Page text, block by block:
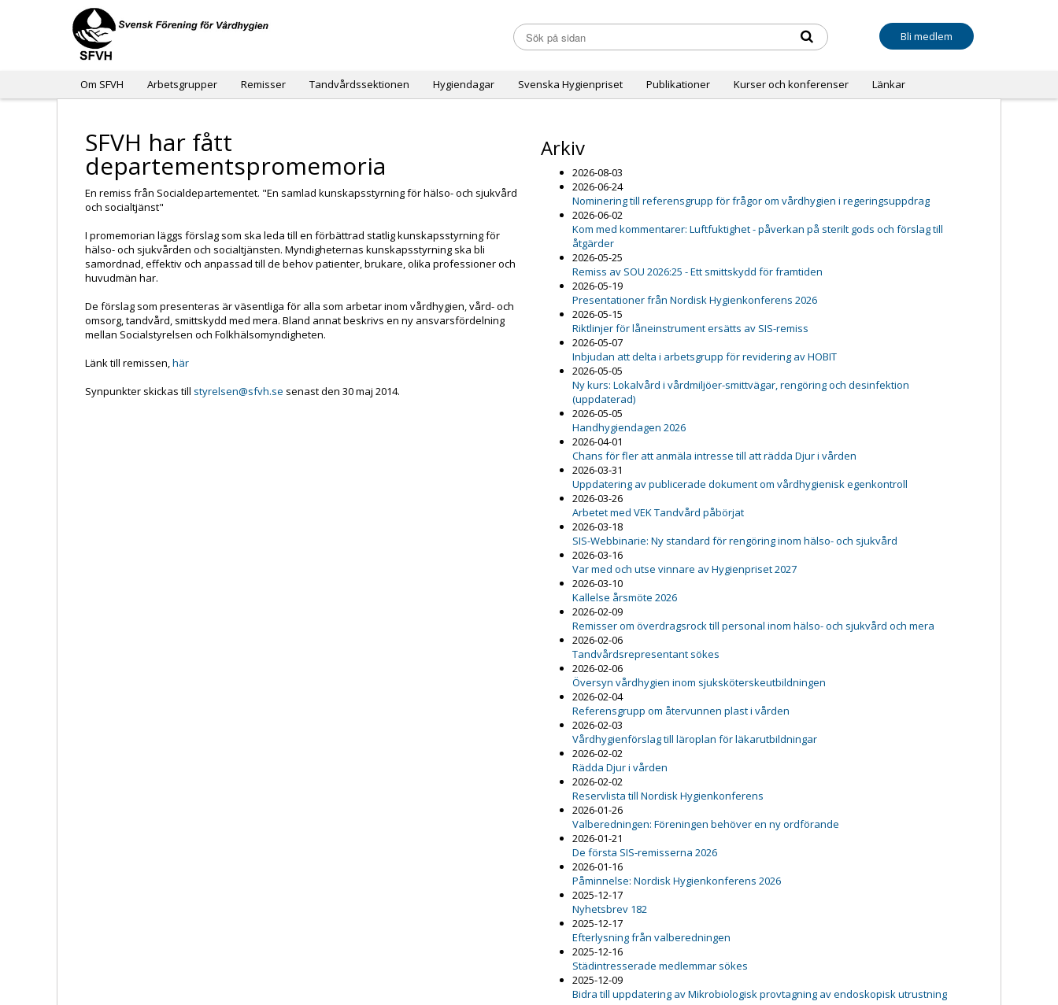
Bli medlem
Om SFVH Arbetsgrupper Remisser Tandvårdssektionen Hygiendagar Svenska Hygienpriset Publikationer Kurser och konferenser Länkar
SFVH har fått
departementspromemoria
En remiss från Socialdepartementet. "En samlad kunskapsstyrning för hälso- och sjukvård
och socialtjänst"
I promemorian läggs förslag som ska leda till en förbättrad statlig kunskapsstyrning för
hälso- och sjukvården och socialtjänsten. Myndigheternas kunskapsstyrning ska bli
samordnad, effektiv och anpassad till de behov patienter, brukare, olika professioner och
huvudmän har.
De förslag som presenteras är väsentliga för alla som arbetar inom vårdhygien, vård- och
omsorg, tandvård, smittskydd med mera. Bland annat beskrivs en ny ansvarsfördelning
mellan Socialstyrelsen och Folkhälsomyndigheten.
Länk till remissen,här
Synpunkter skickas till styrelsen@sfvh.se senast den 30 maj 2014.
Arkiv
2026-08-03
2026-06-24
Nominering till referensgrupp för frågor om vårdhygien i regeringsuppdrag
2026-06-02
Kom med kommentarer: Luftfuktighet - påverkan på sterilt gods och förslag till
åtgärder
2026-05-25
Remiss av SOU 2026:25 - Ett smittskydd för framtiden
2026-05-19
Presentationer från Nordisk Hygienkonferens 2026
2026-05-15
Riktlinjer för låneinstrument ersätts av SIS-remiss
2026-05-07
Inbjudan att delta i arbetsgrupp för revidering av HOBIT
2026-05-05
Ny kurs: Lokalvård i vårdmiljöer-smittvägar, rengöring och desinfektion
(uppdaterad)
2026-05-05
Handhygiendagen 2026
2026-04-01
Chans för fler att anmäla intresse till att rädda Djur i vården
2026-03-31
Uppdatering av publicerade dokument om vårdhygienisk egenkontroll
2026-03-26
Arbetet med VEK Tandvård påbörjat
2026-03-18
SIS-Webbinarie: Ny standard för rengöring inom hälso- och sjukvård
2026-03-16
Var med och utse vinnare av Hygienpriset 2027
2026-03-10
Kallelse årsmöte 2026
2026-02-09
Remisser om överdragsrock till personal inom hälso- och sjukvård och mera
2026-02-06
Tandvårdsrepresentant sökes
2026-02-06
Översyn vårdhygien inom sjuksköterskeutbildningen
2026-02-04
Referensgrupp om återvunnen plast i vården
2026-02-03
Vårdhygienförslag till läroplan för läkarutbildningar
2026-02-02
Rädda Djur i vården
2026-02-02
Reservlista till Nordisk Hygienkonferens
2026-01-26
Valberedningen: Föreningen behöver en ny ordförande
2026-01-21
De första SIS-remisserna 2026
2026-01-16
Påminnelse: Nordisk Hygienkonferens 2026
2025-12-17
Nyhetsbrev 182
2025-12-17
Efterlysning från valberedningen
2025-12-16
Städintresserade medlemmar sökes
2025-12-09
Bidra till uppdatering av Mikrobiologisk provtagning av endoskopisk utrustning